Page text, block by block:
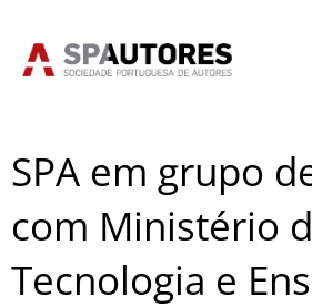
SPA em grupo
com Ministério
Tecnologia e